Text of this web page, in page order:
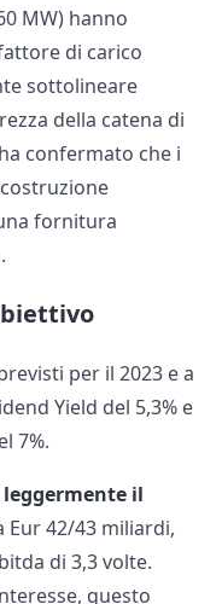
MW) hanno
di carico
sottolineare
della catena di
confermato che i
fornitura
per il 2023 e a
Yield del 5,3% e
7%.
il
Eur 42/43 miliardi,
di 3,3 volte.
questo